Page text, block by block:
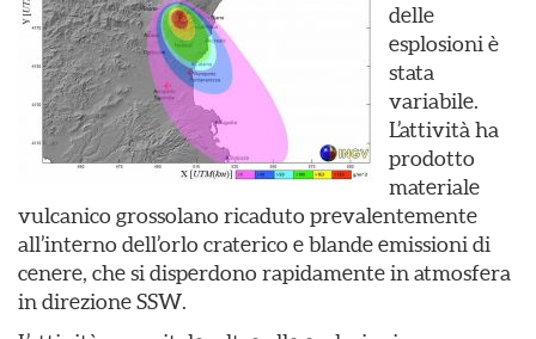
delle
esplosioni è
stata
variabile.
L’attività ha
prodotto
materiale
vulcanico grossolano ricaduto prevalentemente
all’interno dell’orlo craterico e blande emissioni di
cenere, che si disperdono rapidamente in atmosfera
in direzione SSW.